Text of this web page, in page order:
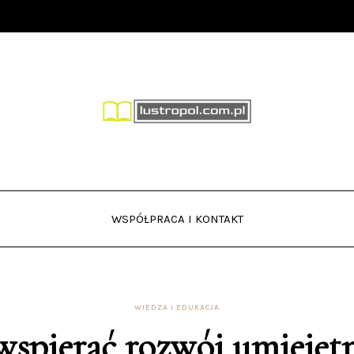
WSPÓŁPRACA I KONTAKT
WIEDZA I EDUKACJA